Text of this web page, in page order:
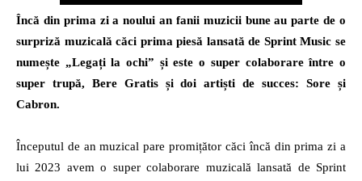
Încă din prima zi a noului an fanii muzicii bune au parte de o
surpriză muzicală căci prima piesă lansată de Sprint Music se
numește „Legați la ochi” și este o super colaborare între o
super trupă, Bere Gratis și doi artiști de succes: Sore și
Cabron.
Începutul de an muzical pare promițător căci încă din prima zi a
lui 2023 avem o super colaborare muzicală lansată de Sprint